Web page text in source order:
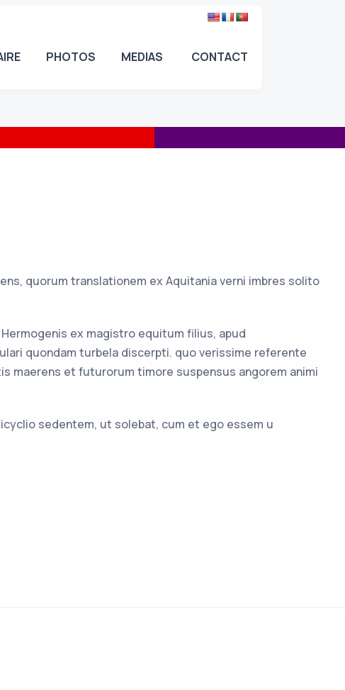
PHOTOS MEDIAS CONTACT
quorum translationem ex Aquitania verni imbres solito
ex magistro equitum filius, apud
quondam turbela discerpti. quo verissime referente
maerens et futurorum timore suspensus angorem animi
sedentem, ut solebat, cum et ego essem u